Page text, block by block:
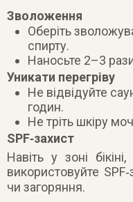
Зволоження
Оберіть
спирту.
Наносьте 2–3
Уникати перегріву
Не відвідуйте
годин.
Не тріть шкіру
SPF‑захист
Навіть у зоні
використовуйте
чи загоряння.